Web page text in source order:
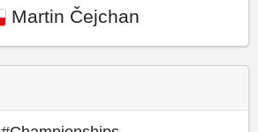
Martin Čejchan